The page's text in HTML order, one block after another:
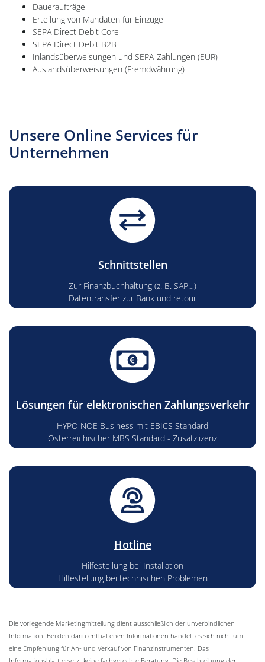
Daueraufträge
Erteilung von Mandaten für Einzüge
SEPA Direct Debit Core
SEPA Direct Debit B2B
Inlandsüberweisungen und SEPA-Zahlungen (EUR)
Auslandsüberweisungen (Fremdwährung)
Unsere Online Services für
Unternehmen
Schnittstellen
Zur Finanzbuchhaltung (z. B. SAP…)
Datentransfer zur Bank und retour
Lösungen für elektronischen Zahlungsverkehr
HYPO NOE Business mit EBICS Standard
Österreichischer MBS Standard - Zusatzlizenz
Hotline
Hilfestellung bei Installation
Hilfestellung bei technischen Problemen
Die vorliegende Marketingmitteilung dient ausschließlich der unverbindlichen
Information. Bei den darin enthaltenen Informationen handelt es sich nicht um
eine Empfehlung für An- und Verkauf von Finanzinstrumenten. Das